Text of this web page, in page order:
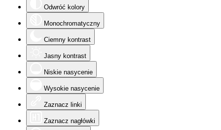
Odwróć kolory
Monochromatyczny
Ciemny kontrast
Jasny kontrast
Niskie nasycenie
Wysokie nasycenie
Zaznacz linki
Zaznacz nagłówki